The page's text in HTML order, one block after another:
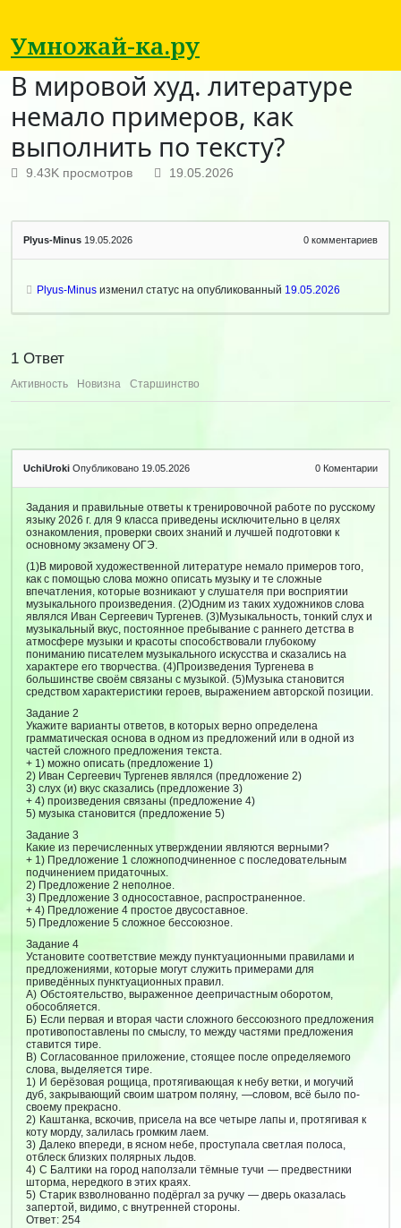
Умножай-ка.ру
В мировой худ. литературе
немало примеров, как
выполнить по тексту?
9.43K просмотров 19.05.2026
Plyus-Minus 19.05.2026 0 комментариев
Plyus-Minus изменил статус на опубликованный 19.05.2026
1 Ответ
Активность Новизна Старшинство
UchiUroki Опубликовано 19.05.2026 0 Коментарии
Задания и правильные ответы к тренировочной работе по русскому
языку 2026 г. для 9 класса приведены исключительно в целях
ознакомления, проверки своих знаний и лучшей подготовки к
основному экзамену ОГЭ.
(1)В мировой художественной литературе немало примеров того,
как с помощью слова можно описать музыку и те сложные
впечатления, которые возникают у слушателя при восприятии
музыкального произведения. (2)Одним из таких художников слова
являлся Иван Сергеевич Тургенев. (3)Музыкальность, тонкий слух и
музыкальный вкус, постоянное пребывание с раннего детства в
атмосфере музыки и красоты способствовали глубокому
пониманию писателем музыкального искусства и сказались на
характере его творчества. (4)Произведения Тургенева в
большинстве своём связаны с музыкой. (5)Музыка становится
средством характеристики героев, выражением авторской позиции.
Задание 2
Укажите варианты ответов, в которых верно определена
грамматическая основа в одном из предложений или в одной из
частей сложного предложения текста.
+ 1) можно описать (предложение 1)
2) Иван Сергеевич Тургенев являлся (предложение 2)
3) слух (и) вкус сказались (предложение 3)
+ 4) произведения связаны (предложение 4)
5) музыка становится (предложение 5)
Задание 3
Какие из перечисленных утверждении являются верными?
+ 1) Предложение 1 сложноподчиненное с последовательным
подчинением придаточных.
2) Предложение 2 неполное.
3) Предложение 3 односоставное, распространенное.
+ 4) Предложение 4 простое двусоставное.
5) Предложение 5 сложное бессоюзное.
Задание 4
Установите соответствие между пунктуационными правилами и
предложениями, которые могут служить примерами для
приведённых пунктуационных правил.
А) Обстоятельство, выраженное деепричастным оборотом,
обособляется.
Б) Если первая и вторая части сложного бессоюзного предложения
противопоставлены по смыслу, то между частями предложения
ставится тире.
В) Согласованное приложение, стоящее после определяемого
слова, выделяется тире.
1) И берёзовая рощица, протягивающая к небу ветки, и могучий
дуб, закрывающий своим шатром поляну, —словом, всё было по-
своему прекрасно.
2) Каштанка, вскочив, присела на все четыре лапы и, протягивая к
коту морду, залилась громким лаем.
3) Далеко впереди, в ясном небе, проступала светлая полоса,
отблеск близких полярных льдов.
4) С Балтики на город наползали тёмные тучи — предвестники
шторма, нередкого в этих краях.
5) Старик взволнованно подёргал за ручку — дверь оказалась
запертой, видимо, с внутренней стороны.
Ответ: 254